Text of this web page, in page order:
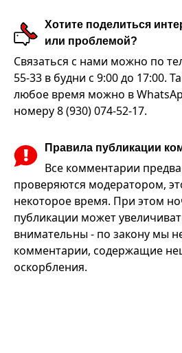
Хотите поделиться
или проблемой?
Связаться с нами можно по
55-33 в будни с 9:00 до 17:00.
любое время можно в
номеру 8 (930) 074-52-17.
Правила публикации
Все комментарии
проверяются модератором,
некоторое время. При этом
публикации может
внимательны - по закону мы
комментарии, содержащие
оскорбления.